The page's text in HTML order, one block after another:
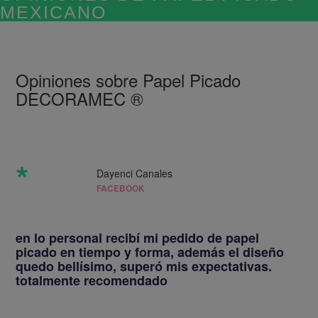
Tenemos mas de 28 colores para la eleccion de su
papel picado
Podemos hacer toda forma, logotipos, imágenes
religiosas, nombres en papel picado
DECORAMEC ®
* FACEBOOK
picado en tiempo y forma, además el diseño
quedo bellísimo, superó mis expectativas.
totalmente recomendado